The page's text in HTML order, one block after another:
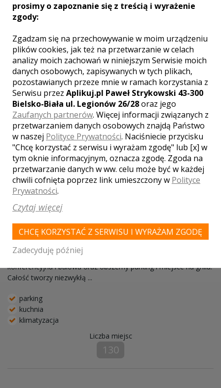
Tarnowiec
Sala Weselno Bankietowa "BORSÓWKA" to lokal usytuowany
przy alei wiekowych lip. Na lokal składa się sala bankietowa,
konferencyjna i balowa oraz obszerny parking i miejsce na grilla.
Całość tworzy niezwykłą ...
parking
kuchnia
klimatyzacja
Liczba miejsc
130
prosimy o zapoznanie się z treścią i wyrażenie
zgody:
Zgadzam się na przechowywanie w moim urządzeniu
plików cookies, jak też na przetwarzanie w celach
analizy moich zachowań w niniejszym Serwisie moich
danych osobowych, zapisywanych w tych plikach,
pozostawianych przeze mnie w ramach korzystania z
Serwisu przez Aplikuj.pl Paweł Strykowski 43-300
Bielsko-Biała ul. Legionów 26/28oraz jego
Zaufanych partnerów. Więcej informacji związanych z
przetwarzaniem danych osobowych znajdą Państwo
w naszej Polityce Prywatności. Naciśniecie przycisku
"Chcę korzystać z serwisu i wyrażam zgodę" lub [x] w
tym oknie informacyjnym, oznacza zgodę. Zgoda na
przetwarzanie danych w ww. celu może być w każdej
chwili cofnięta poprzez link umieszczony w Polityce
Prywatności.
Czytaj więcej
CHCĘ KORZYSTAĆ Z SERWISU I WYRAŻAM ZGODĘ
Zadecyduję później